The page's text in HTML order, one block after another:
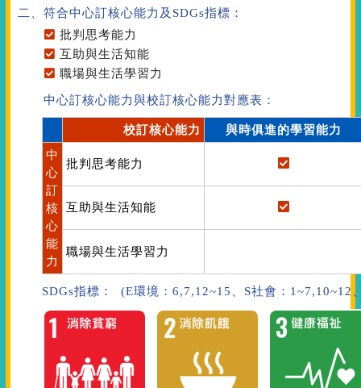
二、符合中心訂核心能力 及SDGs指標 ：
批判思考能力
互助與生活知能
職場與生活學習力
中心訂核心能力與校訂核心能力對應表：
校訂核心能力
與時俱進的學習能力
中
心
訂
核
心
能
力
批判思考能力
互助與生活知能
職場與生活學習力
SDGs指標： (E環境：6,7,12~15、S社會：